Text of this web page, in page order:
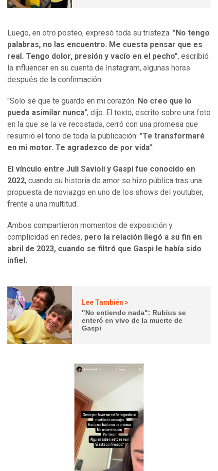
Luego, en otro posteo, expresó toda su tristeza. "No tengo
palabras, no las encuentro. Me cuesta pensar que es
real. Tengo dolor, presión y vacío en el pecho", escribió
la influencer en su cuenta de Instagram, algunas horas
después de la confirmación.
"Solo sé que te guardo en mi corazón. No creo que lo
pueda asimilar nunca", dijo. El texto, escrito sobre una foto
en la que se la ve recostada, cerró con una promesa que
resumió el tono de toda la publicación: "Te transformaré
en mi motor. Te agradezco de por vida".
El vínculo entre Juli Savioli y Gaspi fue conocido en
2022, cuando su historia de amor se hizo pública tras una
propuesta de noviazgo en uno de los shows del youtuber,
frente a una multitud.
Ambos compartieron momentos de exposición y
complicidad en redes, pero la relación llegó a su fin en
abril de 2023, cuando se filtró que Gaspi le había sido
infiel.
Lee También >
"No entiendo nada": Rubius se
enteró en vivo de la muerte de
Gaspi